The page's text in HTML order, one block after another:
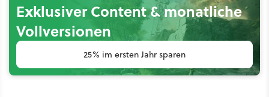
Exklusiver Content & monatliche
Vollversionen
25% im ersten Jahr sparen